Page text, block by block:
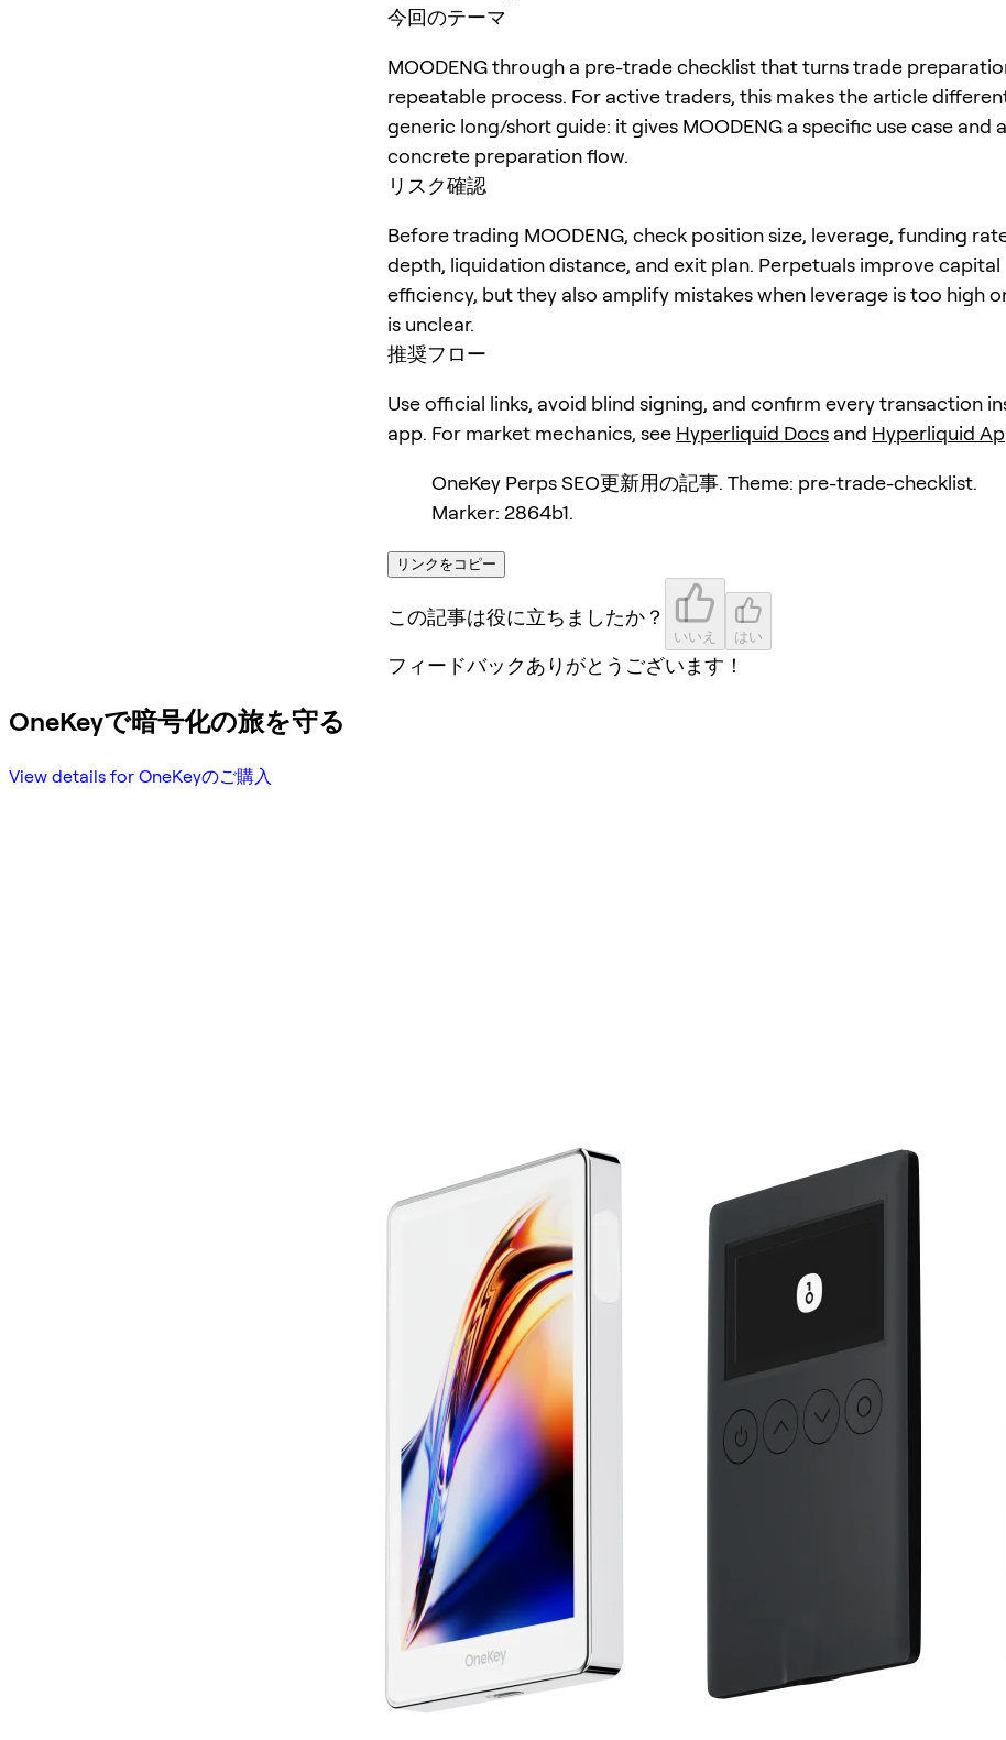
今回のテーマ
MOODENG through a pre-trade checklist that turns trade
repeatable process. For active traders, this makes the article
generic long/short guide: it gives MOODENG a specific use case and a
concrete preparation flow.
リスク確認
Before trading MOODENG, check position size, leverage, funding
depth, liquidation distance, and exit plan. Perpetuals improve capital
efficiency, but they also amplify mistakes when leverage is too high
is unclear.
推奨フロー
Use official links, avoid blind signing, and confirm every transaction
app. For market mechanics, see Hyperliquid Docs and Hyperliquid
OneKey Perps SEO更新用の記事. Theme: pre-trade-checklist.
Marker: 2864b1.
リンクをコピー
この記事は役に立ちましたか？
いいえ はい
フィードバックありがとうございます！
OneKeyで暗号化の旅を守る
View details for OneKeyのご購入